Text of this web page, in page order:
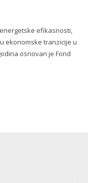
efikasnosti,
ekonomske tranzicije u
osnovan je Fond